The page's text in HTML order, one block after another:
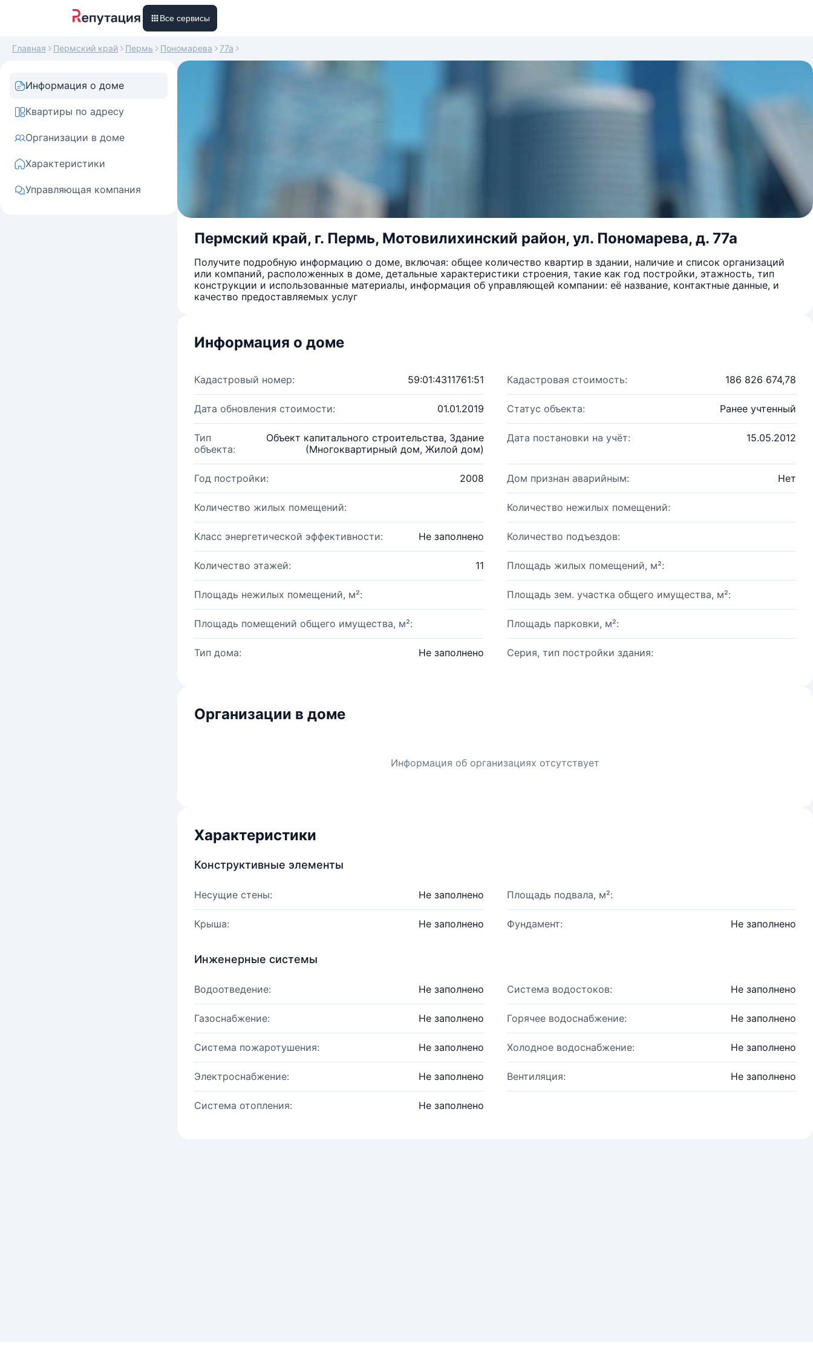
Все сервисы
Главная Пермский край Пермь Пономарева 77а
Информация о доме
Квартиры по адресу
Организации в доме
Характеристики
Управляющая компания
Пермский край, г. Пермь, Мотовилихинский район, ул. Пономарева, д. 77а
Получите подробную информацию о доме, включая: общее количество квартир в здании, наличие и список организаций
или компаний, расположенных в доме, детальные характеристики строения, такие как год постройки, этажность, тип
конструкции и использованные материалы, информация об управляющей компании: её название, контактные данные, и
качество предоставляемых услуг
Информация о доме
Кадастровый номер: 59:01:4311761:51 Кадастровая стоимость: 186 826 674,78
Дата обновления стоимости: 01.01.2019 Статус объекта: Ранее учтенный
Тип
объекта:
Объект капитального строительства, Здание
(Многоквартирный дом, Жилой дом)
Дата постановки на учёт: 15.05.2012
Год постройки: 2008 Дом признан аварийным: Нет
Количество жилых помещений: Количество нежилых помещений:
Класс энергетической эффективности: Не заполнено Количество подъездов:
Количество этажей: 11 Площадь жилых помещений, м²:
Площадь нежилых помещений, м²: Площадь зем. участка общего имущества, м²:
Площадь помещений общего имущества, м²: Площадь парковки, м²:
Тип дома: Не заполнено Серия, тип постройки здания:
Организации в доме
Информация об организациях отсутствует
Характеристики
Конструктивные элементы
Несущие стены: Не заполнено Площадь подвала, м²:
Крыша: Не заполнено Фундамент: Не заполнено
Инженерные системы
Водоотведение: Не заполнено Система водостоков: Не заполнено
Газоснабжение: Не заполнено Горячее водоснабжение: Не заполнено
Система пожаротушения: Не заполнено Холодное водоснабжение: Не заполнено
Электроснабжение: Не заполнено Вентиляция: Не заполнено
Система отопления: Не заполнено